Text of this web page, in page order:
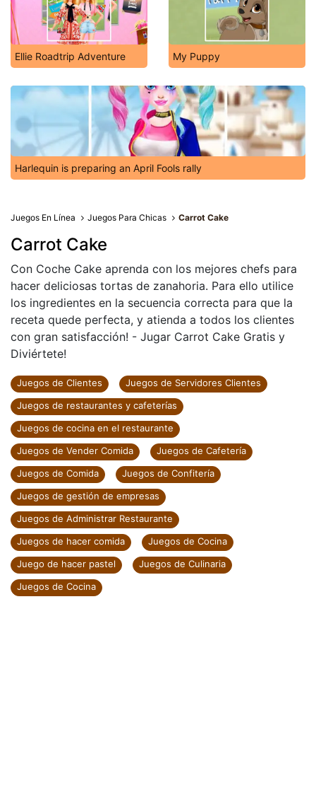
Ellie Roadtrip Adventure My Puppy
Harlequin is preparing an April Fools rally
Juegos En Línea Juegos Para Chicas Carrot Cake
Carrot Cake
Con Coche Cake aprenda con los mejores chefs para
hacer deliciosas tortas de zanahoria. Para ello utilice
los ingredientes en la secuencia correcta para que la
receta quede perfecta, y atienda a todos los clientes
con gran satisfacción! - Jugar Carrot Cake Gratis y
Diviértete!
Juegos de Clientes
Juegos de Servidores Clientes
Juegos de restaurantes y cafeterías
Juegos de cocina en el restaurante
Juegos de Vender Comida
Juegos de Cafetería
Juegos de Comida
Juegos de Confitería
Juegos de gestión de empresas
Juegos de Administrar Restaurante
Juegos de hacer comida
Juegos de Cocina
Juego de hacer pastel
Juegos de Culinaria
Juegos de Cocina